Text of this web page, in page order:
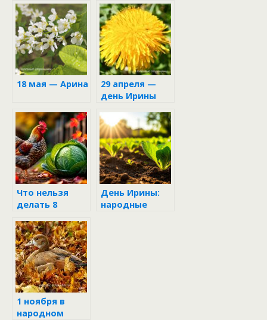
категорически
нельзя делать,
чтобы не
навлечь на
семью беду и
не остаться
без денег на
древние
традиции 27
сентября
18 мая — Арина
29 апреля —
день Ирины
Что нельзя
делать 8
обязательно
надо сделать в
день Сергея
Капустника
День Ирины:
народные
1 ноября в
народном